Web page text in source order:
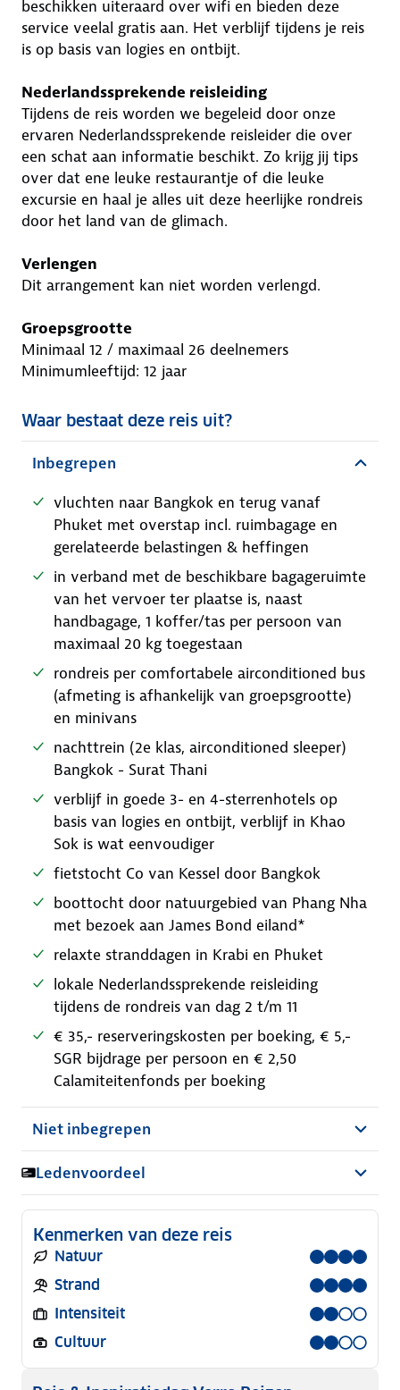
beschikken uiteraard over wifi en bieden deze
service veelal gratis aan. Het verblijf tijdens je reis
is op basis van logies en ontbijt.
Nederlandssprekende reisleiding
Tijdens de reis worden we begeleid door onze
ervaren Nederlandssprekende reisleider die over
een schat aan informatie beschikt. Zo krijg jij tips
over dat ene leuke restaurantje of die leuke
excursie en haal je alles uit deze heerlijke rondreis
door het land van de glimach.
Verlengen
Dit arrangement kan niet worden verlengd.
Groepsgrootte
Minimaal 12 / maximaal 26 deelnemers
Minimumleeftijd: 12 jaar
Waar bestaat deze reis uit?
Inbegrepen
vluchten naar Bangkok en terug vanaf
Phuket met overstap incl. ruimbagage en
gerelateerde belastingen & heffingen
in verband met de beschikbare bagageruimte
van het vervoer ter plaatse is, naast
handbagage, 1 koffer/tas per persoon van
maximaal 20 kg toegestaan
rondreis per comfortabele airconditioned bus
(afmeting is afhankelijk van groepsgrootte)
en minivans
nachttrein (2e klas, airconditioned sleeper)
Bangkok - Surat Thani
verblijf in goede 3- en 4-sterrenhotels op
basis van logies en ontbijt, verblijf in Khao
Sok is wat eenvoudiger
fietstocht Co van Kessel door Bangkok
boottocht door natuurgebied van Phang Nha
met bezoek aan James Bond eiland*
relaxte stranddagen in Krabi en Phuket
lokale Nederlandssprekende reisleiding
tijdens de rondreis van dag 2 t/m 11
€ 35,- reserveringskosten per boeking, € 5,-
SGR bijdrage per persoon en € 2,50
Calamiteitenfonds per boeking
Niet inbegrepen
Ledenvoordeel
Kenmerken van deze reis
Natuur
Strand
Intensiteit
Cultuur